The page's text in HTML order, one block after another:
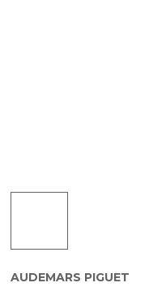
AUDEMARS PIGUET